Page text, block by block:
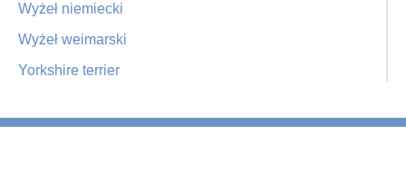
Wyżeł niemiecki
Wyżeł weimarski
Yorkshire terrier